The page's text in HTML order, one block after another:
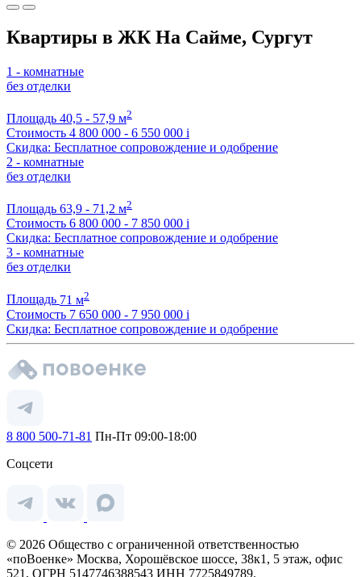
Квартиры в ЖК На Сайме, Сургут
1 - комнатные
без отделки
Площадь 40,5 - 57,9 м2
Стоимость 4 800 000 - 6 550 000 i
Скидка: Бесплатное сопровождение и одобрение
2 - комнатные
без отделки
Площадь 63,9 - 71,2 м2
Стоимость 6 800 000 - 7 850 000 i
Скидка: Бесплатное сопровождение и одобрение
3 - комнатные
без отделки
Площадь 71 м2
Стоимость 7 650 000 - 7 950 000 i
Скидка: Бесплатное сопровождение и одобрение
8 800 500-71-81 Пн-Пт 09:00-18:00
Соцсети
© 2026 Общество с ограниченной ответственностью
«поВоенке» Москва, Хорошёвское шоссе, 38к1, 5 этаж, офис
521, ОГРН 5147746388543 ИНН 7725849789.